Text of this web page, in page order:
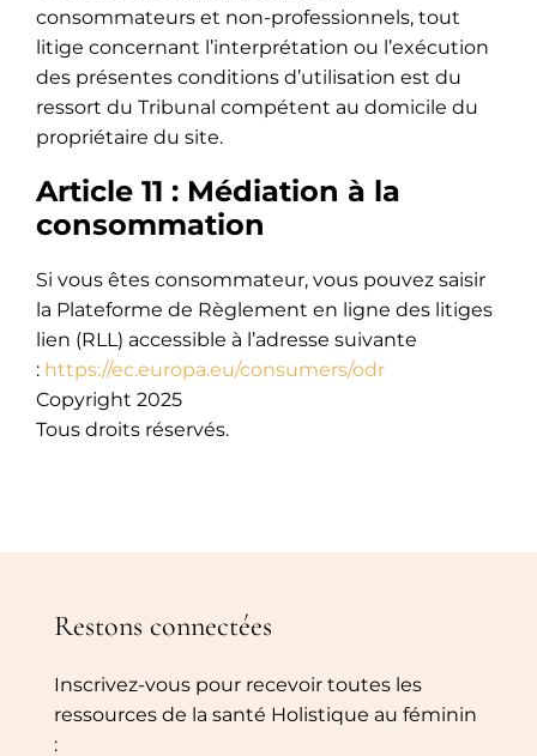
consommateurs et non-professionnels, tout
litige concernant l’interprétation ou l’exécution
des présentes conditions d’utilisation est du
ressort du Tribunal compétent au domicile du
propriétaire du site.
Article 11 : Médiation à la
consommation
Si vous êtes consommateur, vous pouvez saisir
la Plateforme de Règlement en ligne des litiges
lien (RLL) accessible à l’adresse suivante
: https://ec.europa.eu/consumers/odr
Copyright 2025
Tous droits réservés.
Restons connectées
Inscrivez-vous pour recevoir toutes les
ressources de la santé Holistique au féminin
: